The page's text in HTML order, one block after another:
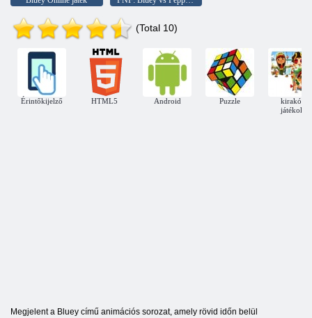
(Total 10)
Érintőkijelző HTML5 Android Puzzle
kirakós
játékok
Megjelent a Bluey című animációs sorozat, amely rövid időn belül